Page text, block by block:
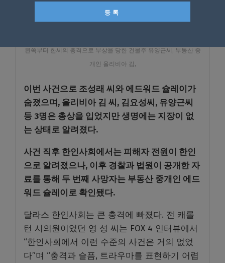
왼쪽부터 한씨의 총격으로 부상을 당한 건물주 유양근씨, 부동산 중
개인 올리비아 김,
이번 사건으로 조성래 씨와 에드워드 슐레이가
숨졌으며, 올리비아 김 씨, 김요성씨, 유양근씨
등 3명은 총상을 입었지만 생명에는 지장이 없
는 상태로 알려졌다.
사건 직후 한인사회에서는 피해자 전원이 한인
으로 알려졌으나, 이후 경찰과 법원이 공개한 자
료를 통해 두 번째 사망자는 부동산 중개인 에드
워드 슐레이로 확인됐다.
달라스 한인사회는 큰 충격에 빠졌다. 전 캐롤
턴 시의원이었던 영 성 씨는 FOX 4 인터뷰에서
“한인사회에서 이런 수준의 사건은 거의 없었
다”며 “충격과 슬픔, 트라우마를 표현하기 어렵